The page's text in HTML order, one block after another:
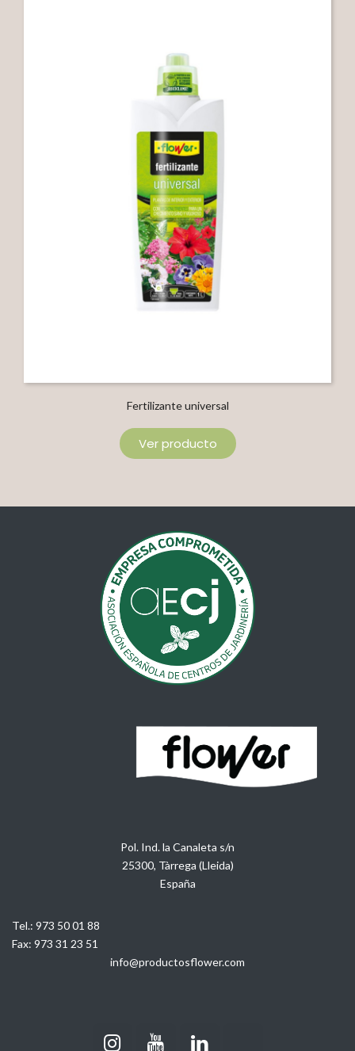
Fertilizante universal
Ver producto
Pol. Ind. la Canaleta s/n
25300, Tàrrega (Lleida)
España
Tel.: 973 50 01 88
Fax: 973 31 23 51
info@productosflower.com